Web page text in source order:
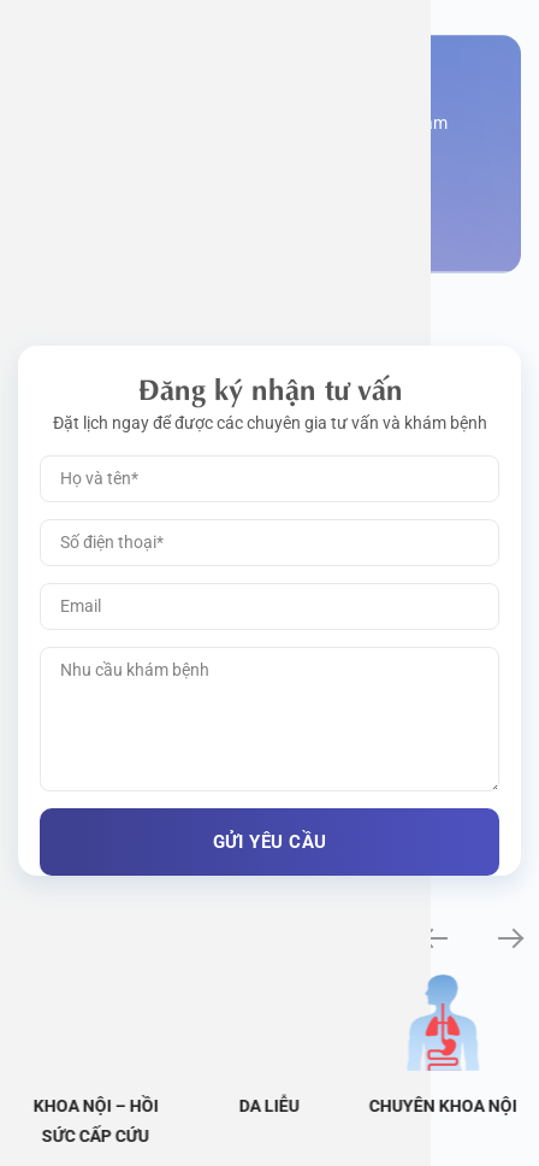
Đăng kí ngay để được các chuyên gia tư vấn và khám
Đăng ký nhận tư vấn
Đặt lịch ngay để được các chuyên gia tư vấn và khám bệnh
KHOA NỘI – HỒI
SỨC CẤP CỨU
DA LIỄU CHUYÊN KHOA NỘI